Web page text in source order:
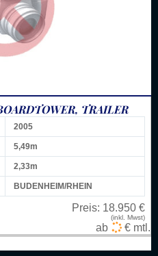
TRAILER
2005
5,49m
2,33m
BUDENHEIM/RHEIN
Preis: 18.950 €
(inkl. Mwst)
ab € mtl.